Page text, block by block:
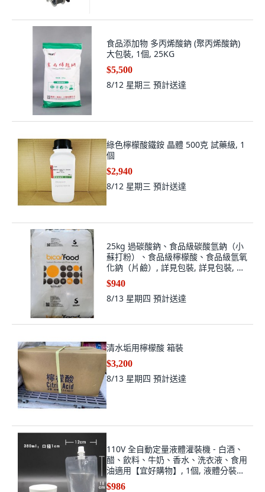
食品添加物 多丙烯酸鈉 (聚丙烯酸鈉)
大包裝, 1個, 25KG
$5,500
8/12 星期三 預計送達
綠色檸檬酸鐵銨 晶體 500克 試藥級, 1
個
$2,940
8/12 星期三 預計送達
25kg 過碳酸鈉、食品級碳酸氫鈉（小
蘇打粉）、食品級檸檬酸、食品級氫氧
化鈉（片鹼）, 詳見包裝, 詳見包裝, 小
蘇打粉-碳酸氫鈉(食品級)
$940
8/13 星期四 預計送達
清水垢用檸檬酸 箱裝
$3,200
8/13 星期四 預計送達
110V 全自動定量液體灌裝機 - 白酒、
醋、飲料、牛奶、香水、洗衣液、食用
油適用【宜好購物】, 1個, 液體分裝袋
380毫升1cm口徑
$986